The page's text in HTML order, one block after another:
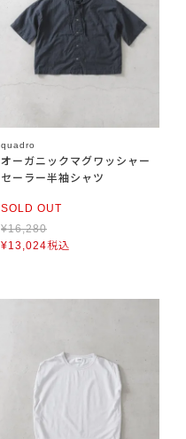
quadro
オーガニックマグワッシャー
セーラー半袖シャツ
SOLD OUT
¥16,280
¥13,024税込